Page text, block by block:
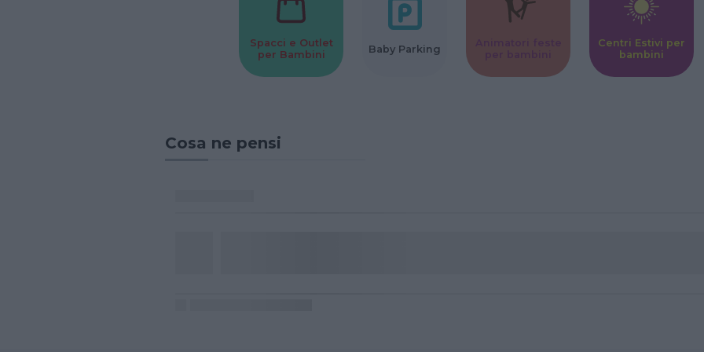
Spacci e Outlet
per Bambini
Baby Parking
Centri Estivi per
bambini
Cosa ne pensi